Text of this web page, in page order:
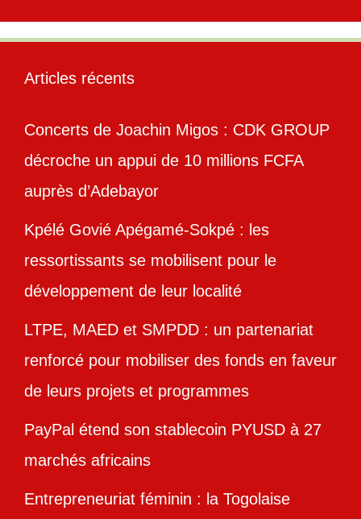
Articles récents
Concerts de Joachin Migos : CDK GROUP
décroche un appui de 10 millions FCFA
auprès d’Adebayor
Kpélé Govié Apégamé-Sokpé : les
ressortissants se mobilisent pour le
développement de leur localité
LTPE, MAED et SMPDD : un partenariat
renforcé pour mobiliser des fonds en faveur
de leurs projets et programmes
PayPal étend son stablecoin PYUSD à 27
marchés africains
Entrepreneuriat féminin : la Togolaise